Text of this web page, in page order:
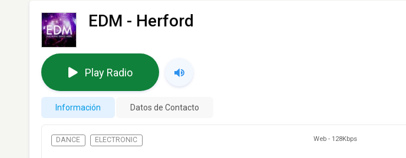
EDM - Herford
Play Radio
Información Datos de Contacto
DANCE ELECTRONIC Web - 128Kbps